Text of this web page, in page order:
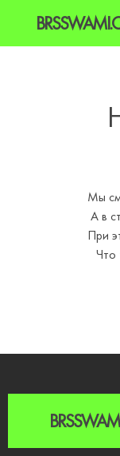
Мы
А в
При
Что